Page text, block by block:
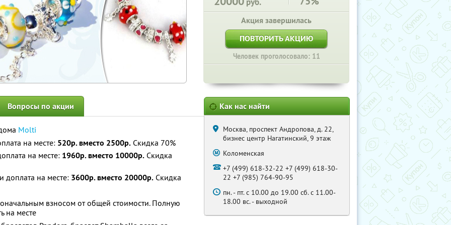
Акция завершилась
ПОВТОРИТЬ АКЦИЮ
Человек проголосовало: 11
Вопросы по акции
Molti
на месте: 520р. вместо 2500р. Скидка 70%
на месте: 1960р. вместо 10000р. Скидка
доплата на месте: 3600р. вместо 20000р. Скидка
взносом от общей стоимости. Полную
на месте
Как нас найти
Москва, проспект Андропова, д. 22,
бизнес центр Нагатинский, 9 этаж
Коломенская
+7 (499) 618-32-22 +7 (499) 618-30-
22 +7 (985) 764-90-95
пн. - пт. с 10.00 до 19.00 сб. с 11.00-
18.00 вс. - выходной